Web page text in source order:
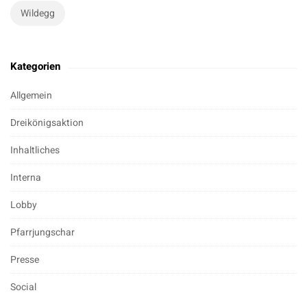
Wildegg
Kategorien
Allgemein
Dreikönigsaktion
Inhaltliches
Interna
Lobby
Pfarrjungschar
Presse
Social